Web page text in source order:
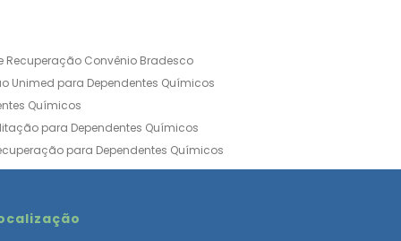
Recuperação Convênio Bradesco
Unimed para Dependentes Químicos
Químicos
para Dependentes Químicos
para Dependentes Químicos
Convênio Médico SulAmérica
de Recuperação Alcoolismo